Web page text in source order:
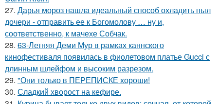
27. Дарья мороз нашла идеальный способ охладить пыл
дочери - отправить ее к Богомолову … ну и,
соответственно, к мачехе Собчак.
28. 63-Летняя Деми Мур в рамках каннского
кинофестиваля появилась в фиолетовом платье Gucci с
длинным шлейфом и высоким разрезом.
29. "Они только в ПЕРЕПИСКЕ хороши!
30. Сладкий хворост на кефире.